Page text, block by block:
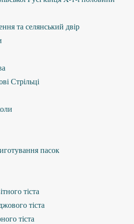
та селянський двір
Стрільці
пасок
тіста
тіста
тіста